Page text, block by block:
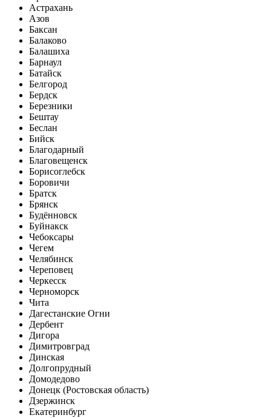
Астрахань
Азов
Баксан
Балаково
Балашиха
Барнаул
Батайск
Белгород
Бердск
Березники
Бештау
Беслан
Бийск
Благодарный
Благовещенск
Борисоглебск
Боровичи
Братск
Брянск
Будённовск
Буйнакск
Чебоксары
Чегем
Челябинск
Череповец
Черкесск
Черноморск
Чита
Дагестанские Огни
Дербент
Дигора
Димитровград
Динская
Долгопрудный
Домодедово
Донецк (Ростовская область)
Дзержинск
Екатеринбург